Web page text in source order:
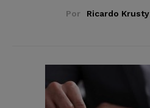
Por Ricardo Krusty